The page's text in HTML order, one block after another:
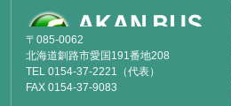
〒085-0062
北海道釧路市愛国191番地208
TEL 0154-37-2221（代表）
FAX 0154-37-9083